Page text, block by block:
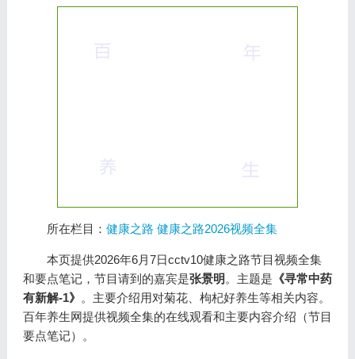
所在栏目： 健康之路 健康之路2026视频全集
本页提供2026年6月7日cctv10健康之路节目视频全集
和要点笔记，节目请到的嘉宾是张景明 。主题是 《寻常中药
有新解-1》 。主要介绍用对菊花、枸杞好养生等相关内容。
百年养生网提供视频全集的在线观看和主要内容介绍（节目
要点笔记）。